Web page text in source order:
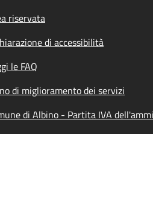
menu
riservata
di accessibilità
le FAQ
di miglioramento dei servizi
di Albino - Partita IVA